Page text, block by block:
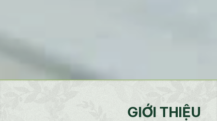
GIỚI THIỆU